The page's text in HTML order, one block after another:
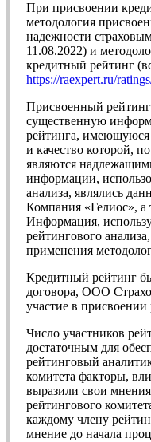
При присвоении
методология
надежности
11.08.2022) и
кредитный рейтинг
https://raexpert.ru/
Присвоенный
существенную
рейтинга, имеющуюся
и качество которой,
являются
информации,
анализа, являлись
Компания «Гелиос»,
Информация,
рейтингового
применения
Кредитный рейтинг
договора, ООО
участие в присвоении
Число участников
достаточным для
рейтинговый
комитета факторы,
выразили свои
рейтингового
каждому члену
мнение до начала